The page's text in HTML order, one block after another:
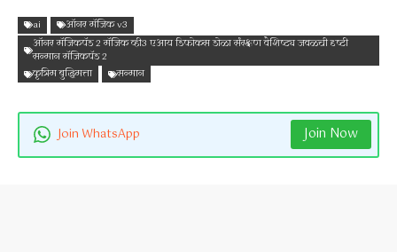
ai
ऑनर मॅजिक v3
ऑनर मॅजिकपॅड 2 मॅजिक व्ही3 एआय डिफोकस डोळा संरक्षण वैशिष्ट्य जवळची दृष्टी
सन्मान मॅजिकपॅड 2
कृत्रिम बुद्धिमत्ता
सन्मान
Join WhatsApp Join Now